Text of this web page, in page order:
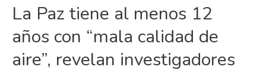
La Paz tiene al menos 12
años con “mala calidad de
aire”, revelan investigadores